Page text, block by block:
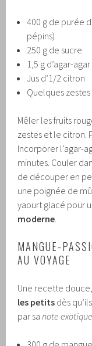
400 g de purée
pépins)
250 g de sucre
1,5 g d’agar-agar
Jus d’1/2 citron
Quelques
Mêler les fruits
zestes et le citron.
Incorporer l’agar-
minutes. Couler
de découper en
une poignée de
yaourt glacé pour
moderne
MANGUE-
AU VOYAGE
Une recette
les petits dès
par sa note exotique